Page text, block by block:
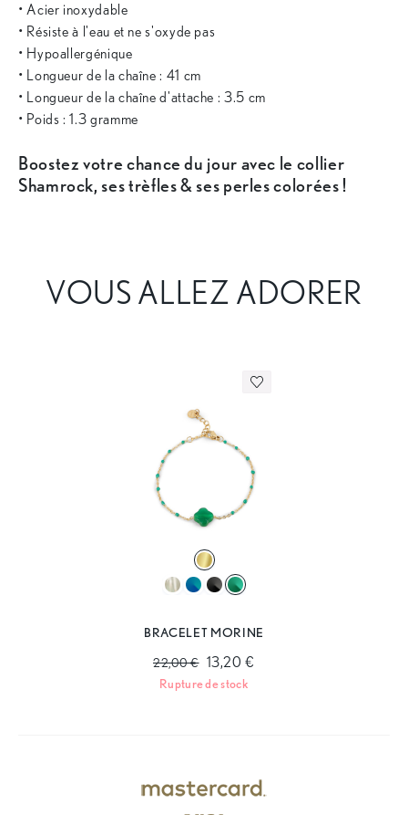
• Acier inoxydable
• Résiste à l'eau et ne s'oxyde pas
• Hypoallergénique
• Longueur de la chaîne : 41 cm
• Longueur de la chaîne d'attache : 3.5 cm
• Poids : 1.3 gramme
Boostez votre chance du jour avec le collier
Shamrock, ses trèfles & ses perles colorées !
VOUS ALLEZ ADORER
BRACELET MORINE
22,00 € 13,20 €
Rupture de stock